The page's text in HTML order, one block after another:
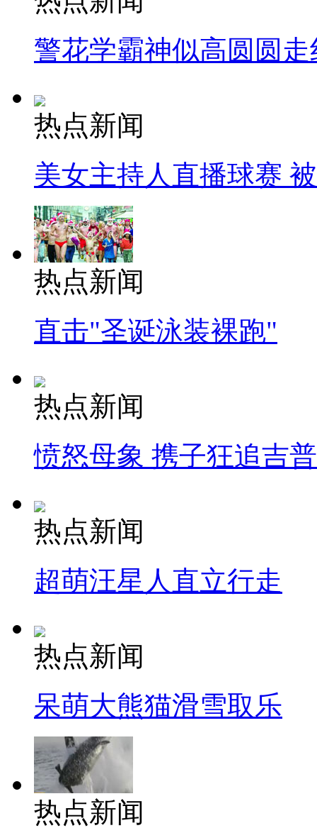
警花学霸神似高圆圆走
热点新闻
美女主持人直播球赛
热点新闻
直击"圣诞泳装裸跑"
热点新闻
愤怒母象 携子狂追吉
热点新闻
超萌汪星人直立行走
热点新闻
呆萌大熊猫滑雪取乐
热点新闻